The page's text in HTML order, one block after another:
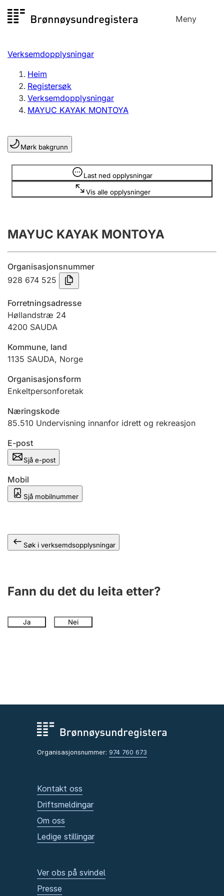
til
Meny
Registersøk
Aksjeselskap
Enkeltpersonføretak
Registrere, endre, slette
Lag og foreining
Registrere, endre, slette
Årsrekneskap
Innsending og forseinkingsgebyr
Jeger
Ektepaktrettleiaren
Andre tema
Verksemdopplysningar
Heim
Registersøk
Verksemdopplysningar
MAYUC KAYAK MONTOYA
Mørk bakgrunn
Last ned opplysningar
Vis alle opplysninger
Opplysninger er skjult
MAYUC KAYAK MONTOYA
Organisasjonsnummer
928 674 525
Forretningsadresse
Høllandstræ 24
4200 SAUDA
Kommune, land
1135 SAUDA, Norge
Organisasjonsform
Enkeltpersonforetak
Næringskode
85.510 Undervisning innanfor idrett og rekreasjon
E-post
Sjå e-post
Mobil
Sjå mobilnummer
Søk i verksemdsopplysningar
Fann du det du leita etter?
Ja Nei
Organisasjonsnummer: 974 760 673
Kontakt oss
Driftsmeldingar
Om oss
Ledige stillingar
Ver obs på svindel
Presse